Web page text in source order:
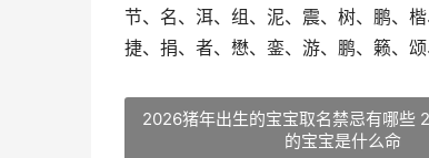
节、名、洱、组、泥、震、树、鹏、
捷、捐、者、懋、銮、游、鹏、籁、
2026猪年出生的宝宝取名禁忌有哪些
的宝宝是什么命